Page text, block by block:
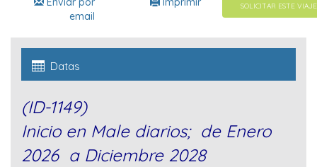
SOLICITAR ESTE VIAJE
email
Datas
(ID-1149)
Inicio en Male diarios; de Enero
2026 a Diciembre 2028